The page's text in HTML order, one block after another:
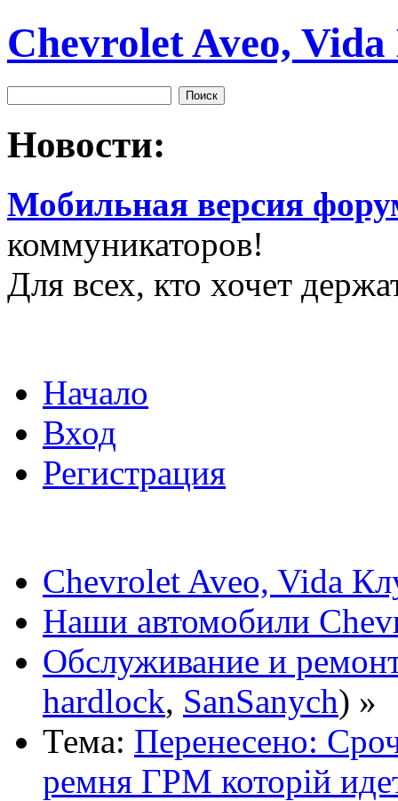
Chevrolet Aveo,
Новости:
Мобильная версия
коммуникаторов!
Для всех, кто хочет
Начало
Вход
Регистрация
Chevrolet Aveo, Vida
Наши автомобили
Обслуживание и
hardlock, SanSanych) »
Тема: Перенесено:
ремня ГРМ которій